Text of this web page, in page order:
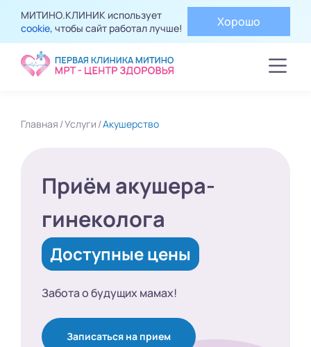
МИТИНО.КЛИНИК использует
cookie, чтобы сайт работал лучше! Хорошо
Главная Услуги Акушерство
Приём акушера-
гинеколога
Доступные цены
Забота о будущих мамах!
Записаться на прием